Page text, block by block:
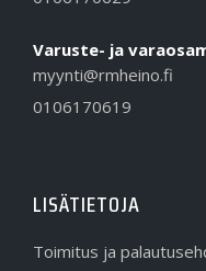
Varuste- ja
myynti@rmheino.fi
0106170619
LISÄTIETOJA
Toimitus ja